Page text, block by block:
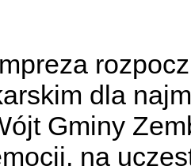
dla
Gminy
na